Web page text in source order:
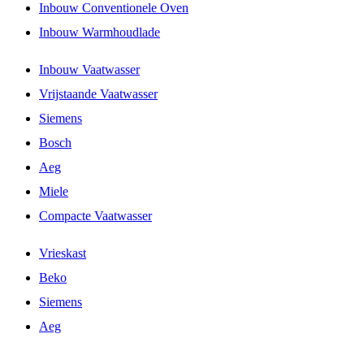
Inbouw Conventionele Oven
Inbouw Warmhoudlade
Inbouw Vaatwasser
Vrijstaande Vaatwasser
Siemens
Bosch
Aeg
Miele
Compacte Vaatwasser
Vrieskast
Beko
Siemens
Aeg